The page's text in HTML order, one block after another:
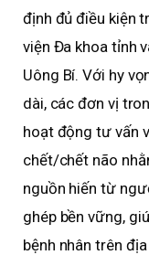
định đủ điều kiện
viện Đa khoa tỉnh
Uông Bí. Với hy
dài, các đơn vị
hoạt động tư vấn
chết/chết não
nguồn hiến từ
ghép bền vững,
bệnh nhân trên